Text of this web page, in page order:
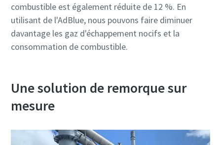
combustible est également réduite de 12 %. En
utilisant de l'AdBlue, nous pouvons faire diminuer
davantage les gaz d'échappement nocifs et la
consommation de combustible.
Une solution de remorque sur
mesure